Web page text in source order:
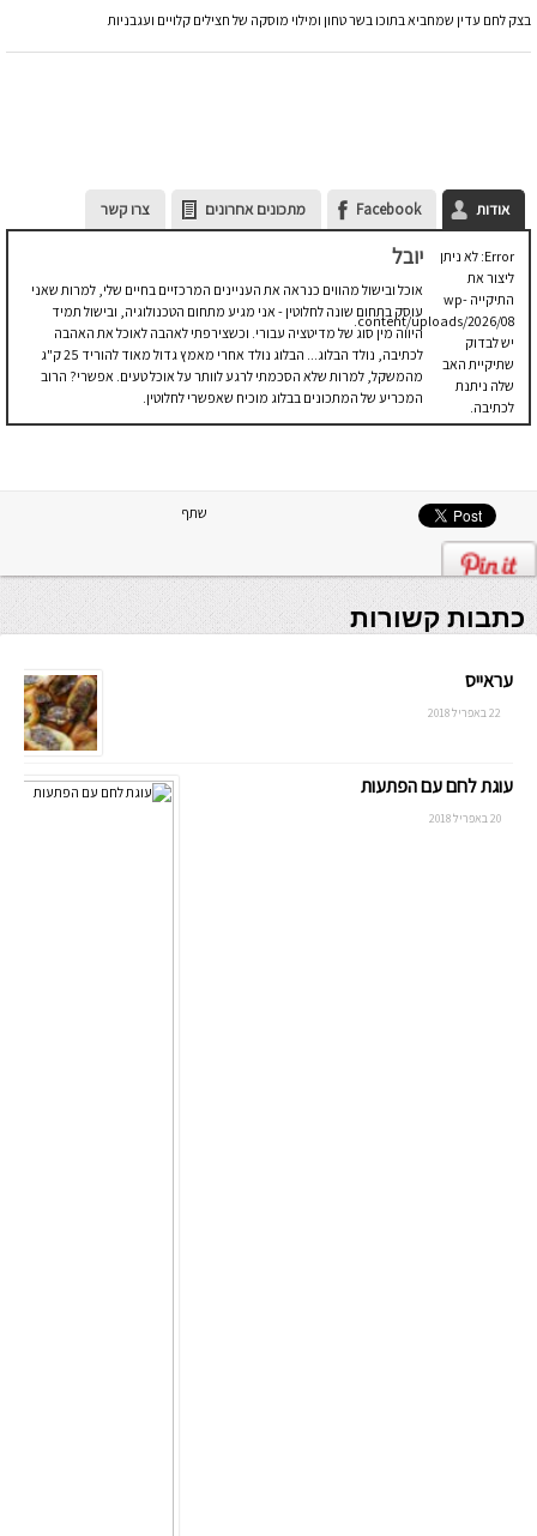
בצק לחם עדין שמחביא בתוכו בשר טחון ומילוי מוסקה של חצילים קלויים ועגבניות
אודות Facebook מתכונים אחרונים צרו קשר
Error: לא ניתן
ליצור את
התיקייה wp-
content/uploads/2026/08.
יש לבדוק
שתיקיית האב
שלה ניתנת
לכתיבה.
יובל
אוכל ובישול מהווים כנראה את העניינים המרכזיים בחיים שלי, למרות שאני
עוסק בתחום שונה לחלוטין - אני מגיע מתחום הטכנולוגיה, ובישול תמיד
היווה מין סוג של מדיטציה עבורי. וכשצירפתי לאהבה לאוכל את האהבה
לכתיבה, נולד הבלוג... הבלוג נולד אחרי מאמץ גדול מאוד להוריד 25 ק"ג
מהמשקל, למרות שלא הסכמתי לרגע לוותר על אוכל טעים. אפשרי? הרוב
המכריע של המתכונים בבלוג מוכיח שאפשרי לחלוטין.
שתף
כתבות קשורות
עראייס
22 באפריל 2018
עוגת לחם עם הפתעות
20 באפריל 2018